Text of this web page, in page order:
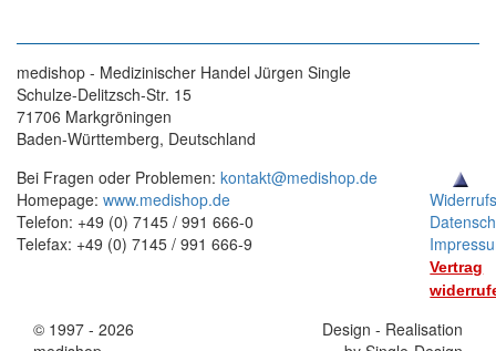
medishop - Medizinischer Handel Jürgen Single
Schulze-Delitzsch-Str. 15
71706 Markgröningen
Baden-Württemberg, Deutschland
Bei Fragen oder Problemen: kontakt@medishop.de
Homepage: www.medishop.de
Telefon: +49 (0) 7145 / 991 666-0
Telefax: +49 (0) 7145 / 991 666-9
Vertrag
© 1997 - 2026
Design - Realisation